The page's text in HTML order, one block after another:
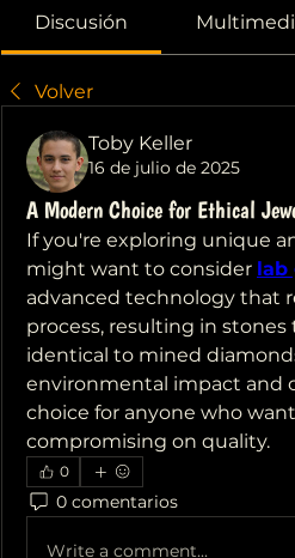
Discusión
Volver
Toby Keller
16 de julio de 2025
A Modern Choice for Ethical
If you're exploring unique
might want to consider lab
advanced technology that
process, resulting in
identical to mined
environmental impact and
choice for anyone who
compromising on quality.
0
0 comentarios
Write a comment...